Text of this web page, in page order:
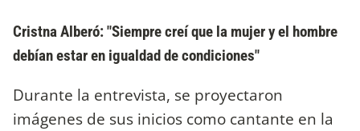
Cristna Alberó: "Siempre creí que la mujer y el hombre
debían estar en igualdad de condiciones"
Durante la entrevista, se proyectaron
imágenes de sus inicios como cantante en la